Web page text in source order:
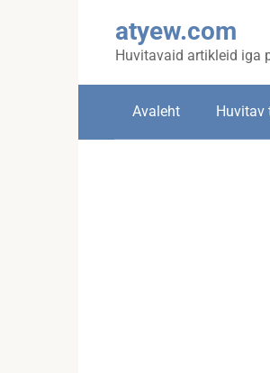
atyew.com
Huvitavaid artikleid iga
Avaleht Huvitav